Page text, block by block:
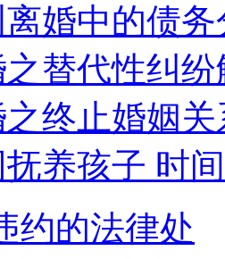
婚中的债
替代性纠
终止婚姻关
养孩子 时